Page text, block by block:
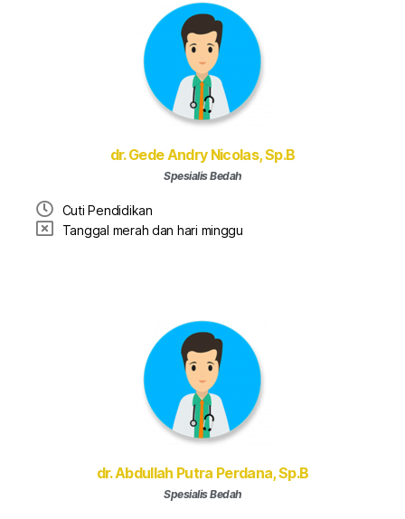
dr. Gede Andry Nicolas, Sp.B
Spesialis Bedah
Cuti Pendidikan
Tanggal merah dan hari minggu
dr. Abdullah Putra Perdana, Sp.B
Spesialis Bedah